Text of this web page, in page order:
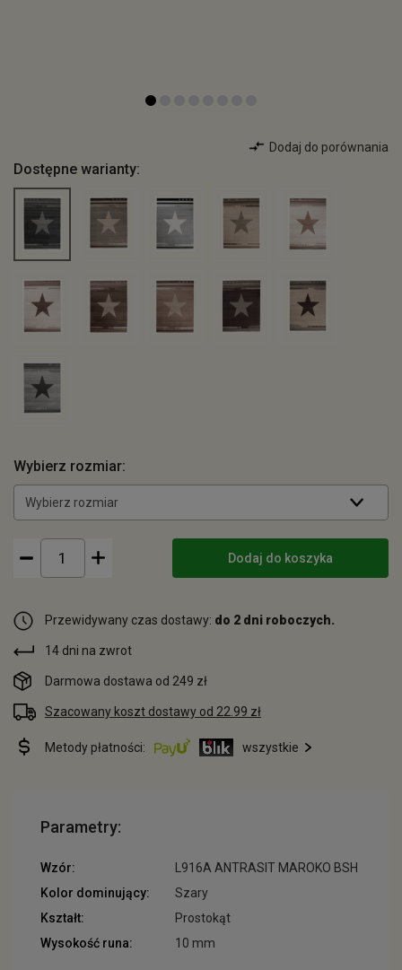
Dodaj do porównania
Dostępne warianty:
Wybierz rozmiar:
Wybierz rozmiar
Dodaj do koszyka
Przewidywany czas dostawy: do 2 dni roboczych.
14 dni na zwrot
Darmowa dostawa od 249 zł
Szacowany koszt dostawy od 22.99 zł
Metody płatności: wszystkie
Parametry:
Wzór:
L916A ANTRASIT MAROKO BSH
Kolor dominujący:
Szary
Kształt:
Prostokąt
Wysokość runa:
10 mm